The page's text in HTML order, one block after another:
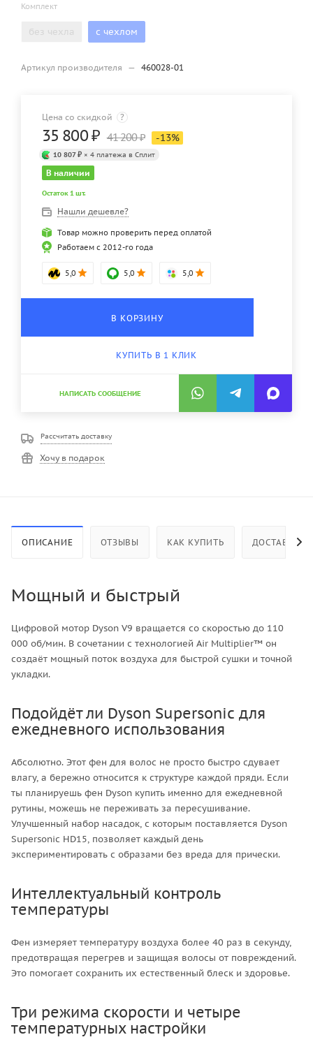
Комплект
без чехла с чехлом
Артикул производителя — 460028-01
Цена со скидкой ?
35 800₽ 41 200₽ -13%
10 807 ₽ × 4 платежа в Сплит
В наличии
Остаток 1 шт.
Нашли дешевле?
Товар можно проверить перед оплатой
Работаем с 2012-го года
5,0 5,0 5,0
В КОРЗИНУ
КУПИТЬ В 1 КЛИК
НАПИСАТЬ СООБЩЕНИЕ
Рассчитать доставку
Хочу в подарок
ОПИСАНИЕ ОТЗЫВЫ КАК КУПИТЬ ДОСТАВКА
Мощный и быстрый
Цифровой мотор Dyson V9 вращается со скоростью до 110
000 об/мин. В сочетании с технологией Air Multiplier™ он
создаёт мощный поток воздуха для быстрой сушки и точной
укладки.
Подойдёт ли Dyson Supersonic для
ежедневного использования
Абсолютно. Этот фен для волос не просто быстро сдувает
влагу, а бережно относится к структуре каждой пряди. Если
ты планируешь фен Dyson купить именно для ежедневной
рутины, можешь не переживать за пересушивание.
Улучшенный набор насадок, с которым поставляется Dyson
Supersonic HD15, позволяет каждый день
экспериментировать с образами без вреда для прически.
Интеллектуальный контроль
температуры
Фен измеряет температуру воздуха более 40 раз в секунду,
предотвращая перегрев и защищая волосы от повреждений.
Это помогает сохранить их естественный блеск и здоровье.
Три режима скорости и четыре
температурных настройки